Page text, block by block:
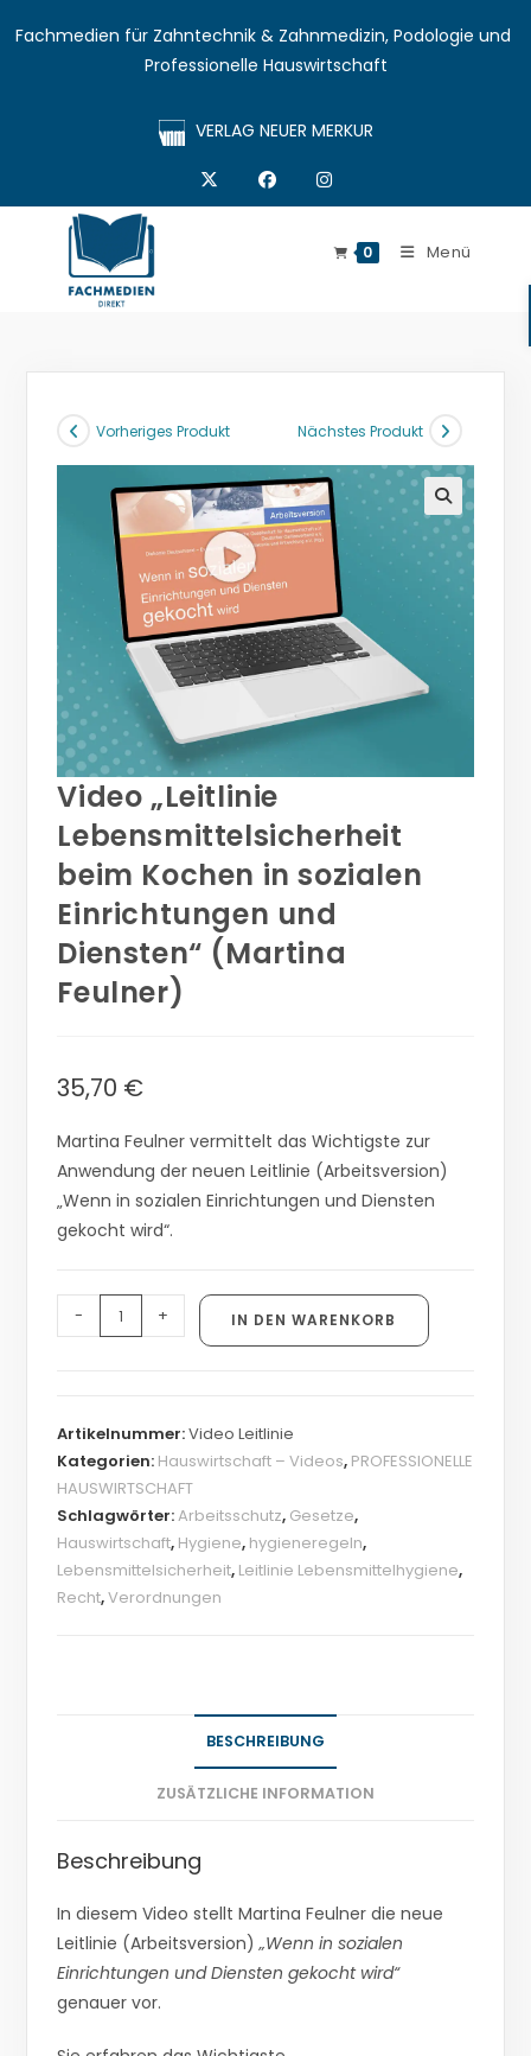
Fachmedien für Zahntechnik & Zahnmedizin, Podologie und
Professionelle Hauswirtschaft
VERLAG NEUER MERKUR
0 Menü
Vorheriges Produkt Nächstes Produkt
🔍
Video „Leitlinie
Lebensmittelsicherheit
beim Kochen in sozialen
Einrichtungen und
Diensten“ (Martina
Feulner)
35,70 €
Martina Feulner vermittelt das Wichtigste zur
Anwendung der neuen Leitlinie (Arbeitsversion)
„Wenn in sozialen Einrichtungen und Diensten
gekocht wird“.
- + IN DEN WARENKORB
Artikelnummer:Video Leitlinie
Kategorien: Hauswirtschaft – Videos, PROFESSIONELLE
HAUSWIRTSCHAFT
Schlagwörter:Arbeitsschutz, Gesetze,
Hauswirtschaft, Hygiene, hygieneregeln,
Lebensmittelsicherheit, Leitlinie Lebensmittelhygiene,
Recht,Verordnungen
BESCHREIBUNG
ZUSÄTZLICHE INFORMATION
Beschreibung
In diesem Video stellt Martina Feulner die neue
Leitlinie (Arbeitsversion)„Wenn in sozialen
Einrichtungen und Diensten gekocht wird“
genauer vor.